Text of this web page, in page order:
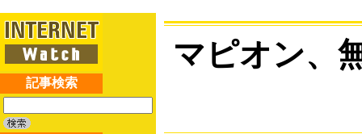
記事検索
マピオン、